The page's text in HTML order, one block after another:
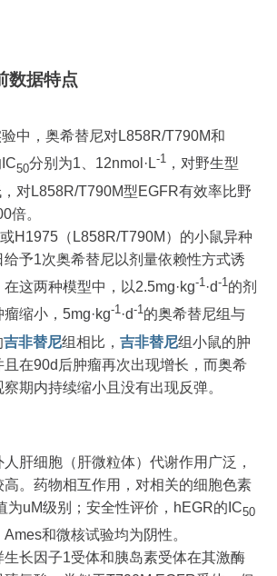
数据特点
中，奥希替尼对L858R/T790M和
50分别为1、12nmol·L-1 ，对野生型
对L858R/T790M型EGFR有效率比野
倍。
H1975（L858R/T790M）的小鼠异种
予1次奥希替尼以剂量依赖性方式诱
这两种模型中，以2.5mg·kg-1 ·d-1 的剂
缩小，5mg·kg-1·d-1的奥希替尼组与
吉非替尼组相比， 吉非替尼组小鼠的肿
在90d后肿瘤再次出现增长，而奥希
期内持续缩小且没有出现反弹。
肝细胞（肝微粒体）代谢作用广泛，
高。药物相互作用，对相关的细胞色素
为uM级别；安全性评价，hEGR的IC50
和微核试验均为阴性。
生长因子1受体和胰岛素受体在其激酶